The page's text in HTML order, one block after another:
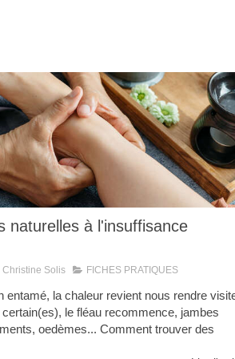
naturelles à l'insuffisance
Christine Solis FICHES PRATIQUES
entamé, la chaleur revient nous rendre
le fléau recommence, jambes
oedèmes... Comment trouver des